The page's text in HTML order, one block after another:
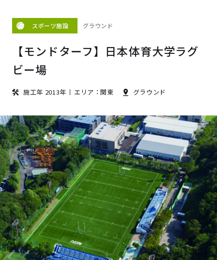
スポーツ施設 グラウンド
【モンドターフ】日本体育大学ラグ
ビー場
施工年 2013年 エリア：関東 グラウンド